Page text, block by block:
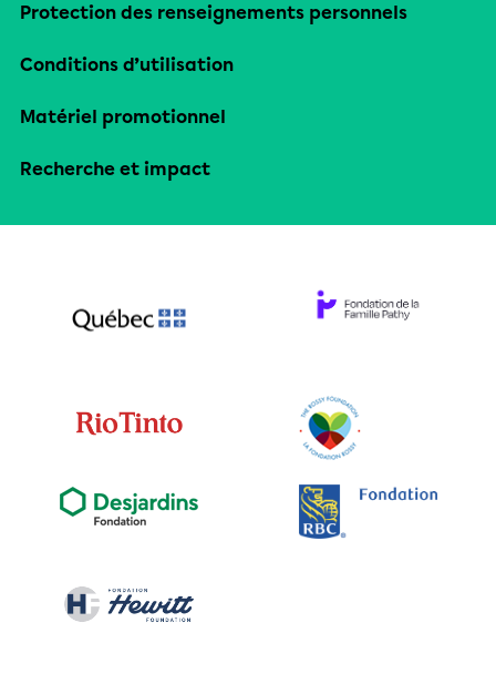
Protection des renseignements personnels
Conditions d’utilisation
Matériel promotionnel
Recherche et impact